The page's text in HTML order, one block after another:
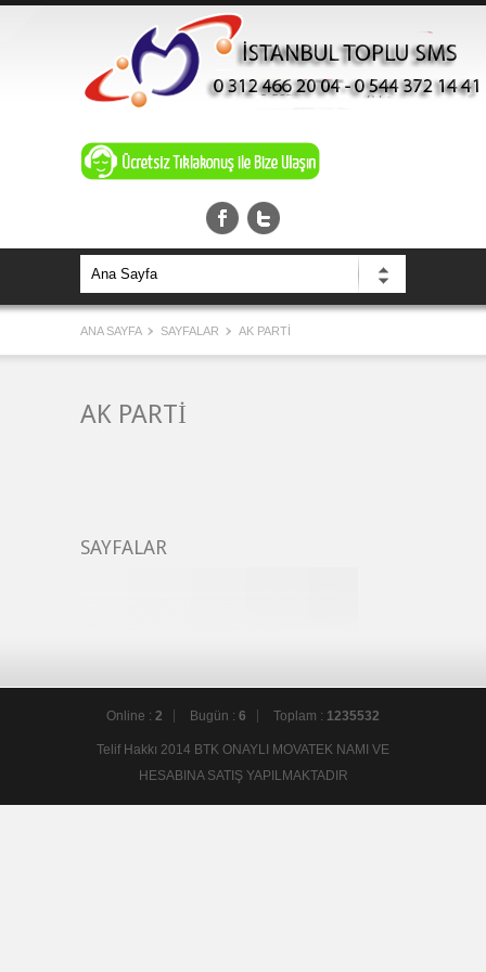
ANA SAYFA SAYFALAR AK PARTİ
AK PARTİ
SAYFALAR
Online : 2 Bugün : 6 Toplam : 1235532
Telif Hakkı 2014 BTK ONAYLI MOVATEK NAMI VE
HESABINA SATIŞ YAPILMAKTADIR